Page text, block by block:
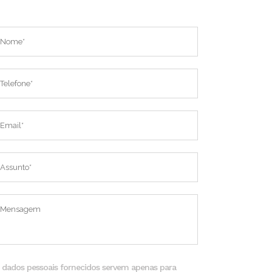
dados pessoais fornecidos servem apenas para